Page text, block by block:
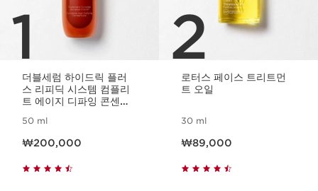
1
더블세럼 하이드릭 플러
스 리피딕 시스템 컴플리
트 에이지 디파잉 콘센트
50 ml
₩200,000
2
로터스 페이스 트리트먼
트 오일
30 ml
₩89,000